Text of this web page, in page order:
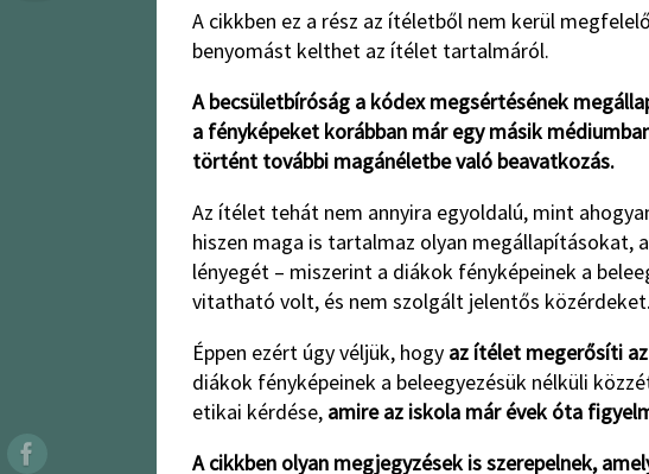
A cikkben ez a rész az ítéletből nem kerül
benyomást kelthet az ítélet tartalmáról.
A becsületbíróság a kódex megsértésének
a fényképeket korábban már egy másik
történt további magánéletbe való beavatkozás.
Az ítélet tehát nem annyira egyoldalú, mint
hiszen maga is tartalmaz olyan megállapításokat,
lényegét – miszerint a diákok fényképeinek a
vitatható volt, és nem szolgált jelentős közérdeket.
Éppen ezért úgy véljük, hogy az ítélet megerősíti
diákok fényképeinek a beleegyezésük nélküli
etikai kérdése, amire az iskola már évek óta
A cikkben olyan megjegyzések is szerepelnek,